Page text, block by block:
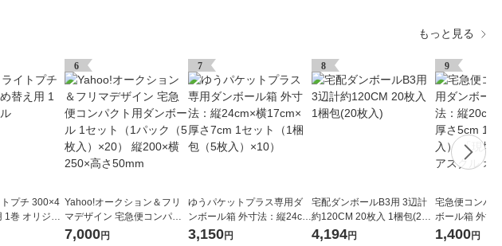
もっと見る
プチ 300×4
1巻 オリジナ
6
Yahoo!オークション＆フリ
マデザイン 宅急便コンパク
ト用ダンボール 1セット（1
7,000円
7
ゆうパケットプラス専用ダ
ンボール箱 外寸法：縦24cm
×横17cm×厚さ7cm 1セット
3,150円
8
宅配ダンボールB3用 3辺計
約120CM 20枚入 1梱包(20
枚入)
4,194円
9
宅急便コンパ
ボール箱 外寸
横25cm×厚さ
1,400円